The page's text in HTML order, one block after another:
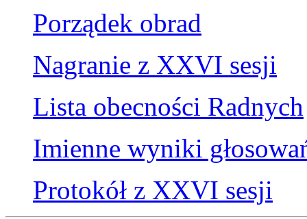
Porządek obrad
Nagranie z XXVI sesji
Lista obecności Radnych
Imienne wyniki
Protokół z XXVI sesji